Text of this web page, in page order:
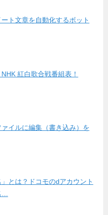
ト文章を自動化するボット
紅白歌合戦番組表！
イルに編集（書き込み）を
」とは？ドコモのdアカウント